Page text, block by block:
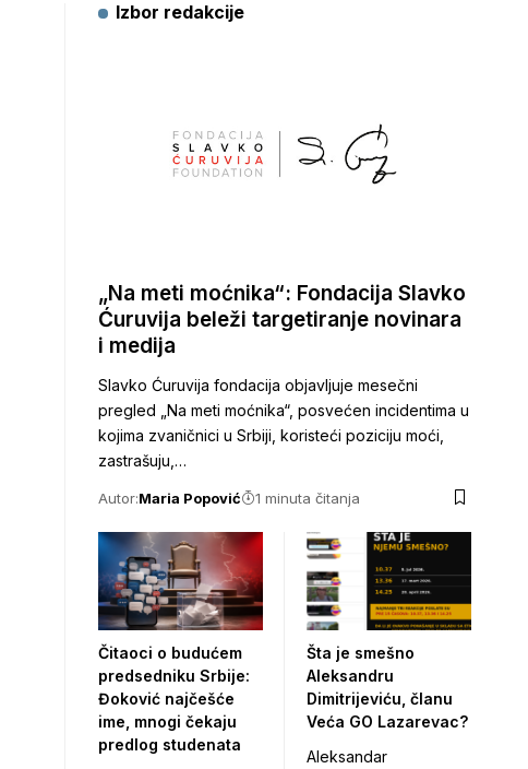
Izbor redakcije
„Na meti moćnika“: Fondacija Slavko
Ćuruvija beleži targetiranje novinara
i medija
Slavko Ćuruvija fondacija objavljuje mesečni
pregled „Na meti moćnika“, posvećen incidentima u
kojima zvaničnici u Srbiji, koristeći poziciju moći,
zastrašuju,…
Autor:Maria Popović 1 minuta čitanja
Čitaoci o budućem
predsedniku Srbije:
Đoković najčešće
ime, mnogi čekaju
predlog studenata
Šta je smešno
Aleksandru
Dimitrijeviću, članu
Veća GO Lazarevac?
Aleksandar